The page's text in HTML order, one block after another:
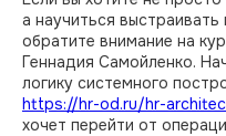
а научиться выстраивать
обратите внимание на
Геннадия Самойленко.
логику системного
https://hr-od.ru/hr-
хочет перейти от